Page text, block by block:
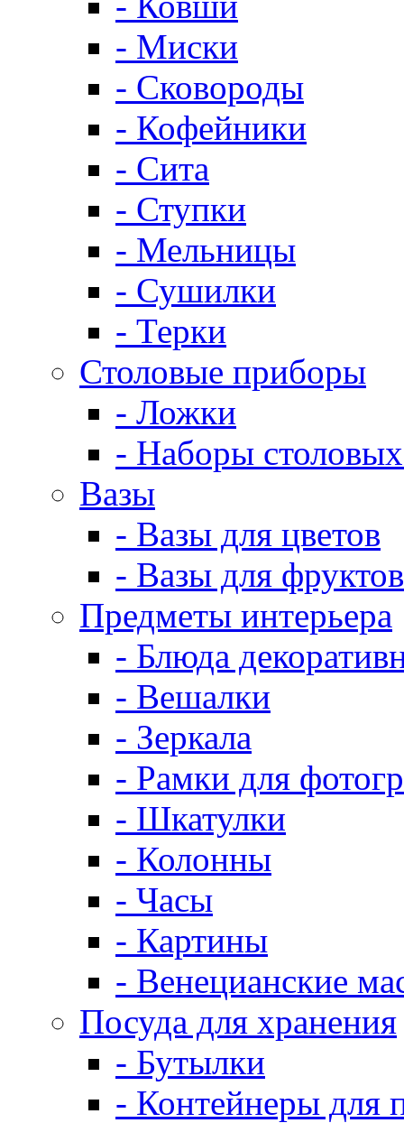
- Миски
- Сковороды
- Кофейники
- Сита
- Ступки
- Мельницы
- Сушилки
- Терки
Столовые приборы
- Ложки
- Наборы
Вазы
- Вазы для цветов
- Вазы для фруктов
Предметы интерьера
- Блюда
- Вешалки
- Зеркала
- Рамки для
- Шкатулки
- Колонны
- Часы
- Картины
- Венецианские
Посуда для хранения
- Бутылки
- Контейнеры для